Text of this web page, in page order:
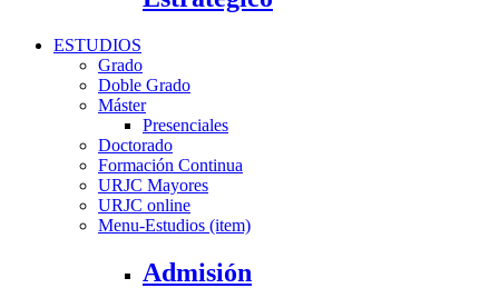
ESTUDIOS
Grado
Doble Grado
Máster
Presenciales
Doctorado
Formación Continua
URJC Mayores
URJC online
Menu-Estudios (item)
Admisión